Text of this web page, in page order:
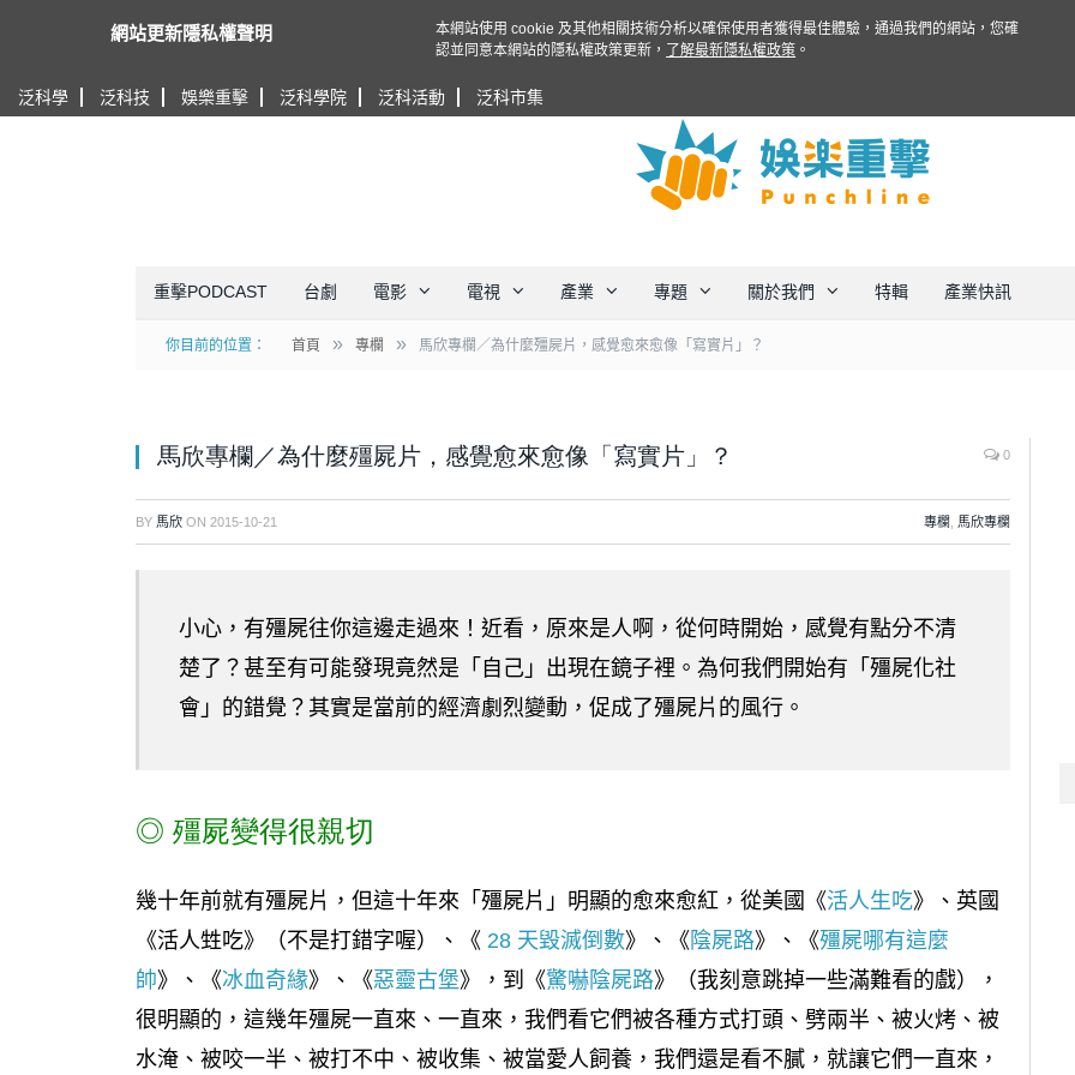
泛科學 泛科技 娛樂重擊 泛科學院 泛科活動 泛科市集
重擊PODCAST 台劇 電影 電視 產業 專題 關於我們 特輯 產業快訊
你目前的位置： 首頁 » 專欄 » 馬欣專欄／為什麼殭屍片，感覺愈來愈像「寫實片」？
馬欣專欄／為什麼殭屍片，感覺愈來愈像「寫實片」？ 0
BY 馬欣 ON 2015-10-21 專欄 馬欣專欄
小心，有殭屍往你這邊走過來！近看，原來是人啊，從何時開始，感覺有點分不清
楚了？甚至有可能發現竟然是「自己」出現在鏡子裡。為何我們開始有「殭屍化社
會」的錯覺？其實是當前的經濟劇烈變動，促成了殭屍片的風行。
◎ 殭屍變得很親切
幾十年前就有殭屍片，但這十年來「殭屍片」明顯的愈來愈紅，從美國《活人生吃》、英國
《活人甡吃》（不是打錯字喔）、《 28 天毀滅倒數》、《 陰屍路》、《殭屍哪有這麼
帥》、《冰血奇緣》、《惡靈古堡》，到《驚嚇陰屍路》（我刻意跳掉一些滿難看的戲），
很明顯的，這幾年殭屍一直來、一直來，我們看它們被各種方式打頭、劈兩半、被火烤、被
水淹、被咬一半、被打不中、被收集、被當愛人飼養，我們還是看不膩，就讓它們一直來，
網站更新隱私權聲明
本網站使用 cookie 及其他相關技術分析以確保使用者獲得最佳體驗，通過我們的網站，您確
認並同意本網站的隱私權政策更新，
了解最新隱私權政策 。